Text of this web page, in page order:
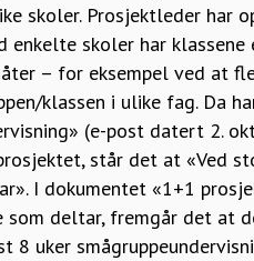
skoler. Prosjektleder
enkelte skoler har
– for eksempel ved at
klassen i ulike fag. Da
(e-post datert 2.
står det at «Ved
I dokumentet «1+1
som deltar, fremgår det at
8 uker